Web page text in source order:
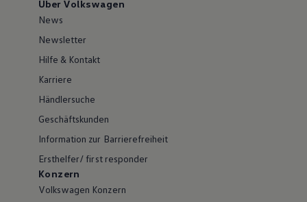
Über Volkswagen
News
Newsletter
Hilfe & Kontakt
Karriere
Händlersuche
Geschäftskunden
Information zur Barrierefreiheit
Ersthelfer/ first responder
Konzern
Volkswagen Konzern